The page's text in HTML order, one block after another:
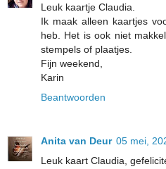
Leuk kaartje Claudia.
Ik maak alleen kaartjes
heb. Het is ook niet
stempels of plaatjes.
Fijn weekend,
Karin
Beantwoorden
Anita van Deur 05 mei,
Leuk kaart Claudia,